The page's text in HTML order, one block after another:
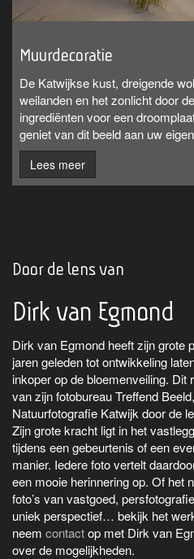
Muurdecoratie
De Katwijkse kust, dreigende
weilanden en het zonlicht door
ingrediënten voor een
geniet van dit beeld aan uw
Lees meer
Door de lens van
Dirk van Egmond
Dirk van Egmond heeft zijn grote
jaren geleden tot ontwikkeling
inkoper op de bloemenveiling. Dit
van zijn fotobureau Treffend
Natuurfotografie Katwijk door de
Zijn grote kracht ligt in het
tijdens een gebeurtenis of een
manier. Iedere foto vertelt
een mooie herinnering op. Of het
foto’s van vastgoed,
uniek perspectief… bekijk het
neem contactop met Dirk van
over de mogelijkheden.